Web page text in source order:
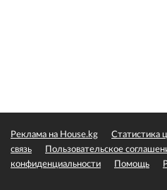
Реклама на House.kg Статистика
связь
Пользовательское
конфиденциальности
Помощь